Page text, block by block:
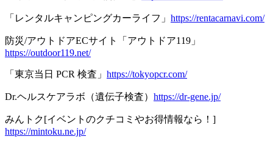
「レンタルキャンピングカーライフ」 https://rentacarnavi.com/
防災/アウトドアECサイト「アウトドア119」
https://outdoor119.net/
「東京当日 PCR 検査」 https://tokyopcr.com/
Dr.ヘルスケアラボ（遺伝子検査） https://dr-gene.jp/
みんトク[イベントのクチコミやお得情報なら！]
https://mintoku.ne.jp/